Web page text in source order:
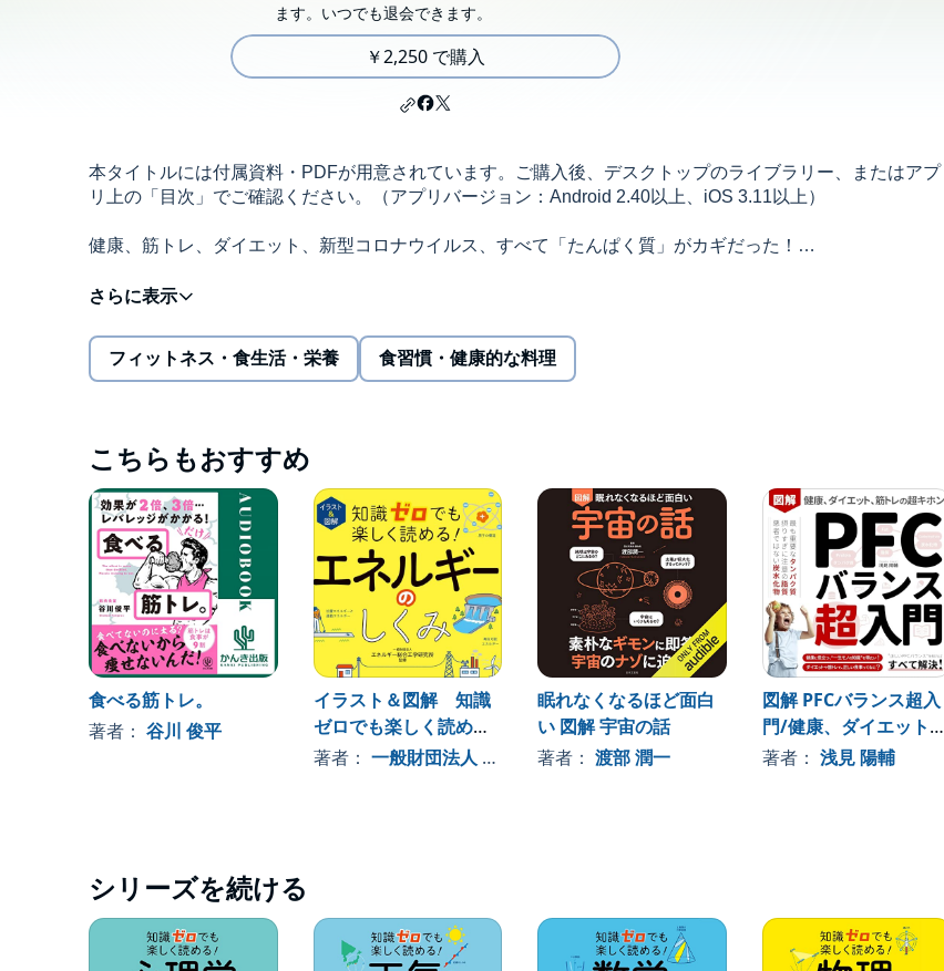
ます。いつでも退会できます。
￥2,250 で購入
本タイトルには付属資料・PDFが用意されています。ご購入後、デスクトップのライブラリー、またはアプ
リ上の「目次」でご確認ください。（アプリバージョン：Android 2.40以上、iOS 3.11以上）
健康、筋トレ、ダイエット、新型コロナウイルス、すべて「たんぱく質」がカギだった！
・たんぱく質の基礎知識から最新ワードまで完全網羅
・理系はむずかしい・・・という人でもたのしくわかる
目次
1章 知らなかった！ 体づくりとたんぱく質
2章 なるほど！とわかるたんぱく質のしくみ
3章 これでばっちり たんぱく質のとり方
4章 明日話したくなる たんぱく質の話
©佐々木一／西東社 (P)2022 西東社
フィットネス・食生活・栄養 食習慣・健康的な料理
こちらもおすすめ
食べる筋トレ。
著者： 谷川 俊平
イラスト＆図解 知識
ゼロでも楽しく読め
る！エネルギーのしく
著者： 一般財団法人 エネルギー総合工学研究所
眠れなくなるほど面白
い 図解 宇宙の話
著者：渡部 潤一
図解 PFCバランス超入
門/健康、ダイエット、
筋トレの超基本
著者： 浅見 陽輔
シリーズを続ける